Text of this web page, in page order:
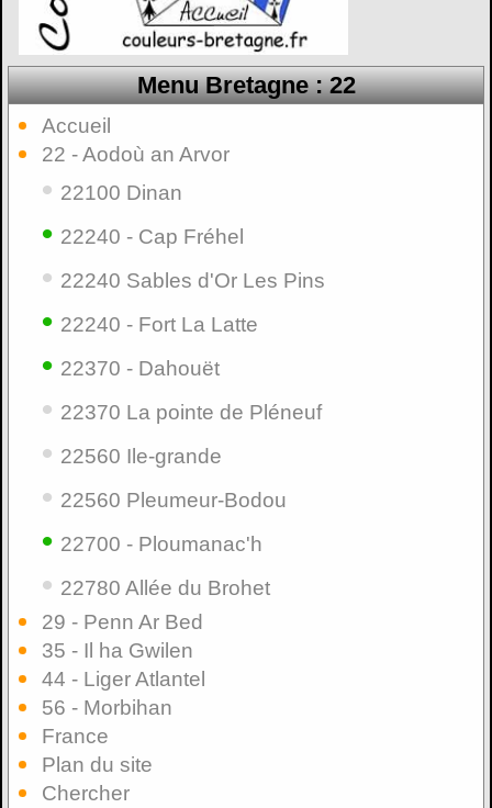
Menu Bretagne : 22
Accueil
22 - Aodoù an Arvor
• 22100 Dinan
• 22240 - Cap Fréhel
• 22240 Sables d'Or Les Pins
• 22240 - Fort La Latte
• 22370 - Dahouët
• 22370 La pointe de Pléneuf
• 22560 Ile-grande
• 22560 Pleumeur-Bodou
• 22700 - Ploumanac'h
• 22780 Allée du Brohet
29 - Penn Ar Bed
35 - Il ha Gwilen
44 - Liger Atlantel
56 - Morbihan
France
Plan du site
Chercher